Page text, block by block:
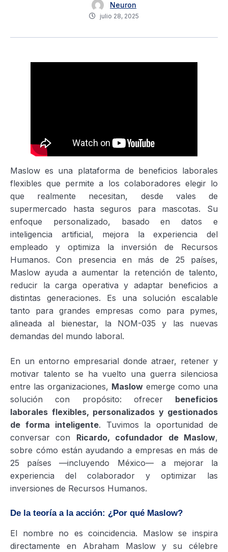
Neuron
julio 28, 2025
Maslow es una plataforma de beneficios laborales
flexibles que permite a los colaboradores elegir lo
que realmente necesitan, desde vales de
supermercado hasta seguros para mascotas. Su
enfoque personalizado, basado en datos e
inteligencia artificial, mejora la experiencia del
empleado y optimiza la inversión de Recursos
Humanos. Con presencia en más de 25 países,
Maslow ayuda a aumentar la retención de talento,
reducir la carga operativa y adaptar beneficios a
distintas generaciones. Es una solución escalable
tanto para grandes empresas como para pymes,
alineada al bienestar, la NOM-035 y las nuevas
demandas del mundo laboral.
En un entorno empresarial donde atraer, retener y
motivar talento se ha vuelto una guerra silenciosa
entre las organizaciones, Maslow emerge como una
solución con propósito: ofrecer beneficios
laborales flexibles, personalizados y gestionados
de forma inteligente. Tuvimos la oportunidad de
conversar con Ricardo, cofundador de Maslow,
sobre cómo están ayudando a empresas en más de
25 países —incluyendo México— a mejorar la
experiencia del colaborador y optimizar las
inversiones de Recursos Humanos.
De la teoría a la acción: ¿Por qué Maslow?
El nombre no es coincidencia. Maslow se inspira
directamente en Abraham Maslow y su célebre